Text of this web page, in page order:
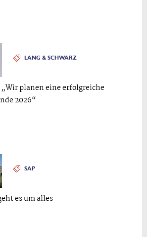
LANG & SCHWARZ
„Wir planen eine erfolgreiche
2026“
SAP
es um alles